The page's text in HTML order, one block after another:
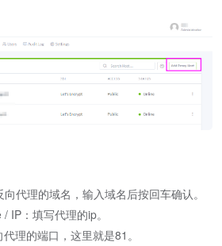
代理的域名，输入域名后按回车确认。
IP：填写代理的ip。
理的端口，这里就是81。